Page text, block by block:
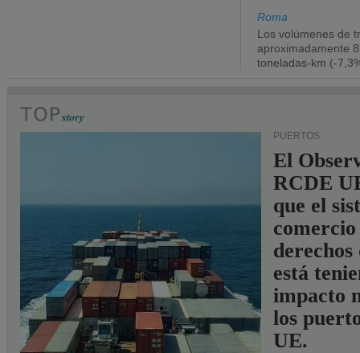
Roma
Los volúmenes de
aproximadamente
toneladas-km (-
PUERTOS
El
RCDE
que el
comercio
derechos
está
impacto
los
UE.